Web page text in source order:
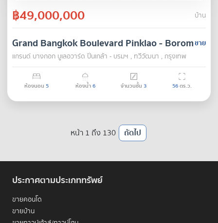
฿49,000,000 บ้าน
ขาย
Grand Bangkok Boulevard Pinklao - Borom
แกรนด์ บางกอก บูเลอวาร์ด ปิ่นเกล้า - บรมฯ , ทวีวัฒนา , กรุงเทพ
ห้องนอน 5 ห้องน้ำ6 จำนวนชั้น 3 56ตร.ว.
หน้า 1 ถึง 130 ถัดไป
ประกาศตามประเภททรัพย์
ขายคอนโด
ขายบ้าน